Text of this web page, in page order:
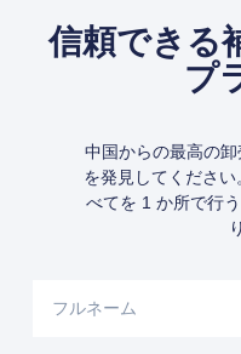
信頼できる
プ
中国からの最高の
を発見してくださ
べてを 1 か所で行